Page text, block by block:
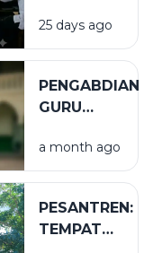
LUSUH
25 days ago
PENGABDIAN
GURU
a month ago
PESANTREN:
TEMPAT